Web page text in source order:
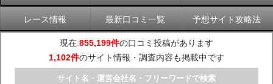
レース情報 最新口コミ一覧 予想サイト攻略法
現在:855,199件の口コミ投稿があります
1,102件のサイト情報・調査内容も掲載中です
サイト名・運営会社名・フリーワードで検索